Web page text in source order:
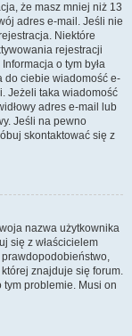
że masz mniej niż 13
adres e-mail. Jeśli nie
Niektóre
rejestracji
o tym była
do ciebie wiadomość e-
Jeżeli taka wiadomość
adres e-mail lub
Jeśli na pewno
skontaktować się z
nazwa użytkownika
się z właścicielem
znajduje się forum.
tym problemie. Musi on